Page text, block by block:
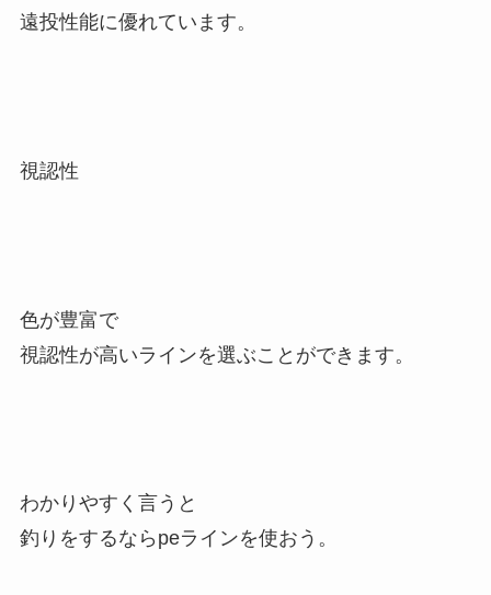
遠投性能に優れています。
視認性
色が豊富で
視認性が高いラインを選ぶことができます。
わかりやすく言うと
釣りをするならpeラインを使おう。